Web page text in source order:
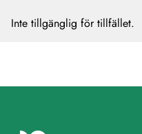
Inte tillgänglig för tillfället.